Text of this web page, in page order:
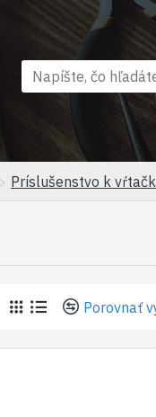
Príslušenstvo k
Porovnať